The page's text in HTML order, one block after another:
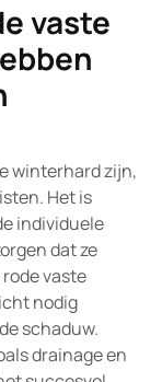
vaste
winterhard zijn,
Het is
individuele
dat ze
vaste
nodig
schaduw.
drainage en